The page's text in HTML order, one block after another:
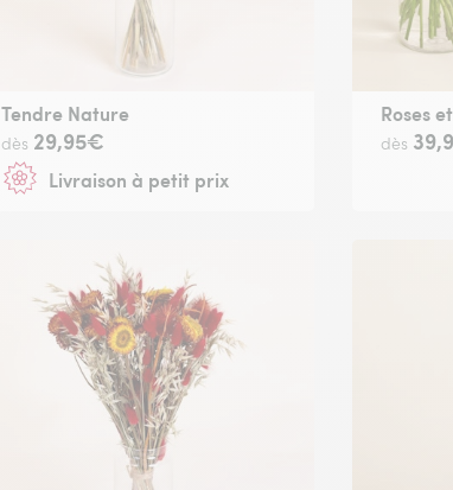
Tendre Nature
dès 29,95€
Livraison à petit prix
Roses
dès